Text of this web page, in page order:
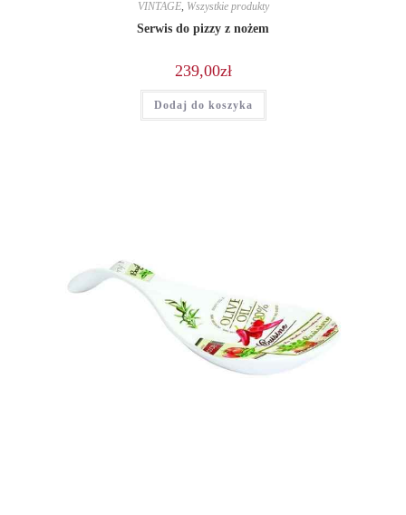
VINTAGE, Wszystkie produkty
Serwis do pizzy z nożem
239,00zł
Dodaj do koszyka